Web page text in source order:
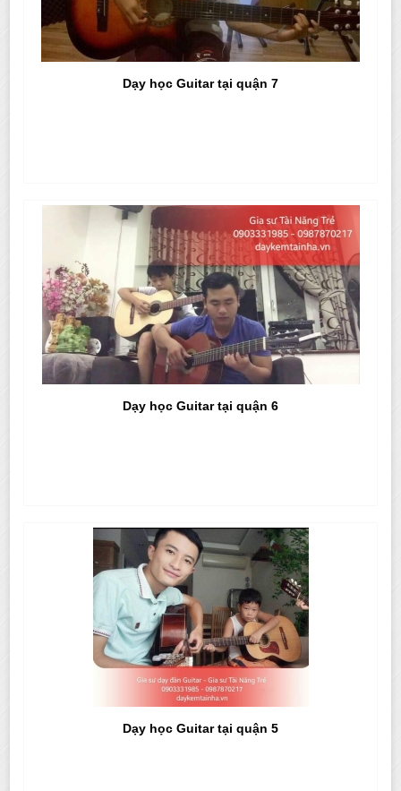
Dạy học Guitar tại quận 7
Dạy học Guitar tại quận 6
Dạy học Guitar tại quận 5